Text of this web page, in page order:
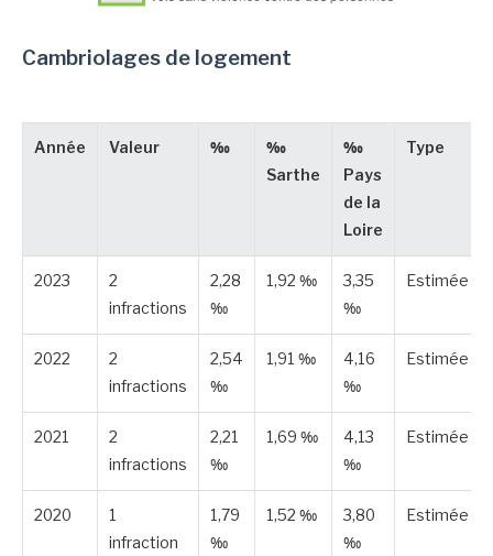
Cambriolages de logement
Année Valeur ‰
‰
Sarthe
‰
Pays
de la
Loire
Type
2023
2
infractions
2,28
‰
1,92 ‰
3,35
‰
Estimée
2022
2
infractions
2,54
‰
1,91 ‰
4,16
‰
Estimée
2021
2
infractions
2,21
‰
1,69 ‰
4,13
‰
Estimée
2020
1
infraction
1,79
‰
1,52 ‰
3,80
‰
Estimée